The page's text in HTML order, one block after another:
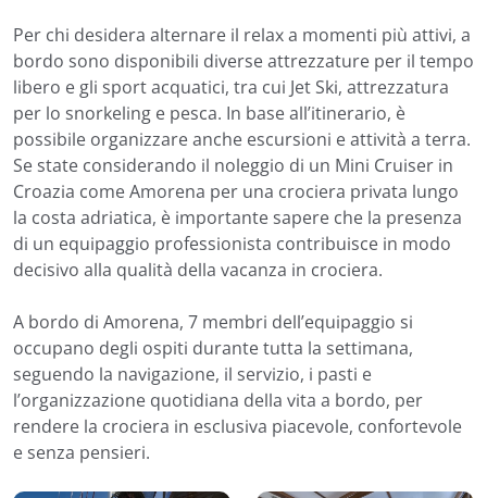
Per chi desidera alternare il relax a momenti più attivi, a
bordo sono disponibili diverse attrezzature per il tempo
libero e gli sport acquatici, tra cui Jet Ski, attrezzatura
per lo snorkeling e pesca. In base all’itinerario, è
possibile organizzare anche escursioni e attività a terra.
Se state considerando il noleggio di un Mini Cruiser in
Croazia come Amorena per una crociera privata lungo
la costa adriatica, è importante sapere che la presenza
di un equipaggio professionista contribuisce in modo
decisivo alla qualità della vacanza in crociera.
A bordo di Amorena, 7 membri dell’equipaggio si
occupano degli ospiti durante tutta la settimana,
seguendo la navigazione, il servizio, i pasti e
l’organizzazione quotidiana della vita a bordo, per
rendere la crociera in esclusiva piacevole, confortevole
e senza pensieri.